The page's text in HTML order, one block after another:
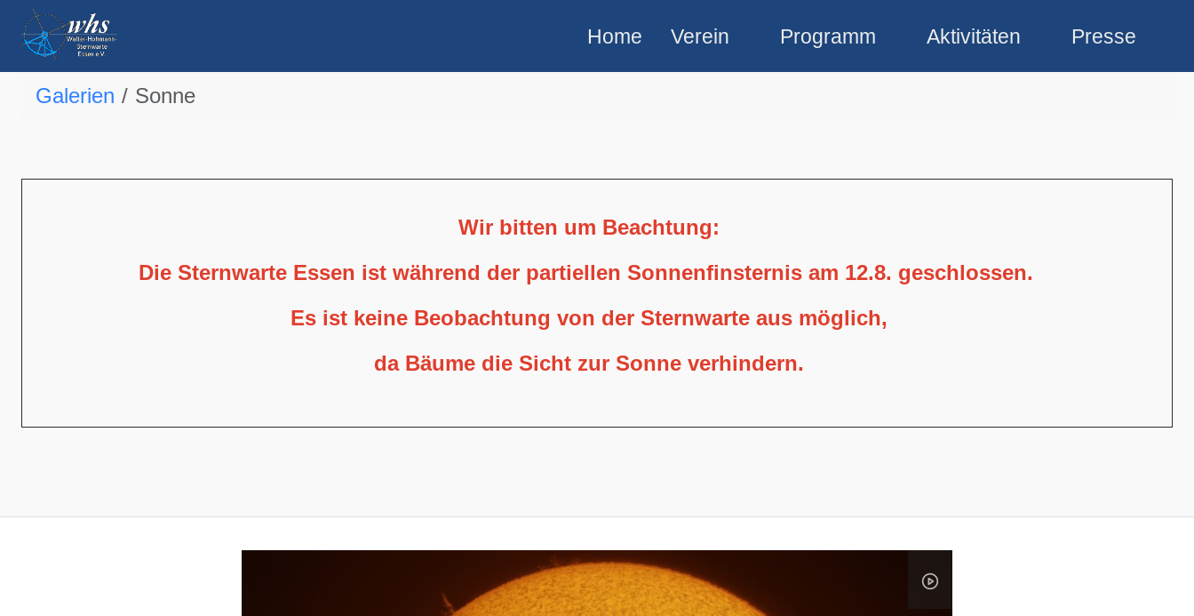
Home Verein Programm Aktivitäten Presse
Galerien Sonne
Wir bitten um Beachtung:
Die Sternwarte Essen ist während der partiellen Sonnenfinsternis am 12.8. geschlossen.
Es ist keine Beobachtung von der Sternwarte aus möglich,
da Bäume die Sicht zur Sonne verhindern.